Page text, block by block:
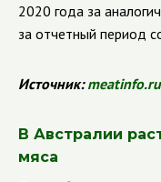
2020 года за
за отчетный период
Источник:meatinfo.ru
В Австралии
мяса